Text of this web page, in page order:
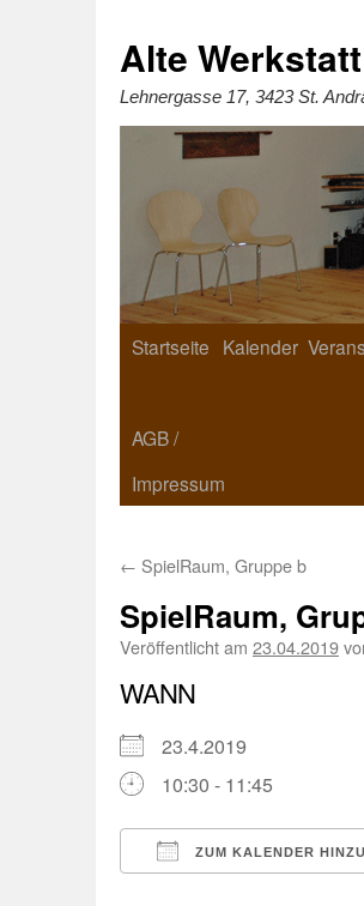
Alte Werkstatt
Lehnergasse 17, 3423 St.
Startseite Kalender
AGB /
Impressum
← SpielRaum, Gruppe b
SpielRaum,
Veröffentlicht am 23.04.2019
WANN
23.4.2019
10:30 - 11:45
ZUM KALENDER